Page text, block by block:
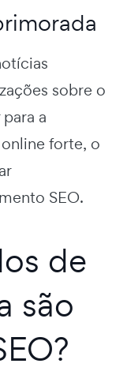
sobre o
a
forte, o
SEO.
de
são